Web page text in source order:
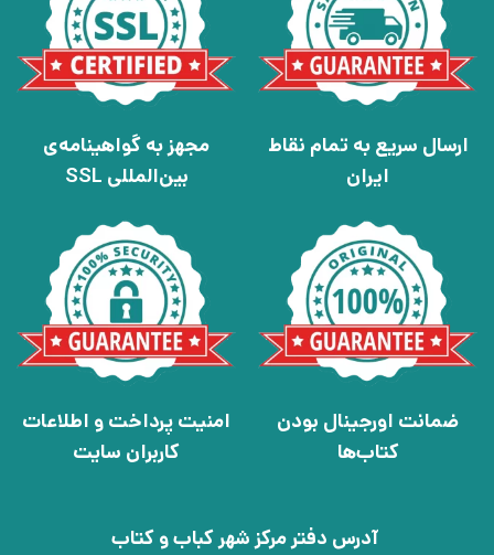
ارسال سریع به تمام نقاط
ایران
مجهز به گواهینامه‌ی
بین‌المللی SSL
ضمانت اورجینال بودن
کتاب‌ها
امنیت پرداخت و اطلاعات
کاربران سایت
آدرس دفتر مرکز شهر کباب و کتاب